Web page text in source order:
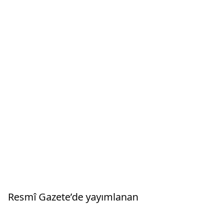
Resmî Gazete’de yayımlanan